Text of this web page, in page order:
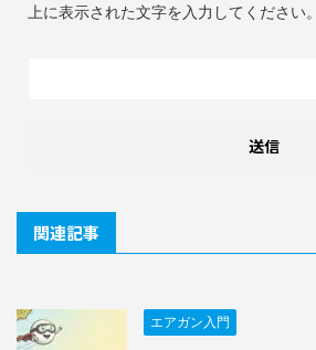
上に表示された文字を入力してください。
関連記事
エアガン入門